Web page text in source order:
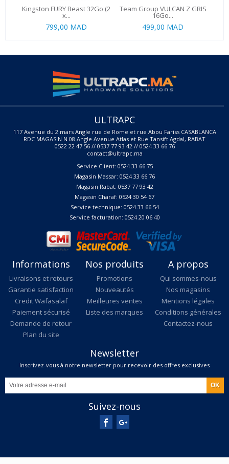
Kingston FURY Beast 32Go (2
x...
799,00 MAD
Team Group VULCAN Z GRIS
16Go...
499,00 MAD
ULTRAPC
117 Avenue du 2 mars Angle rue de Rome et rue Abou Fariss CASABLANCA
RDC MAGASIN N 08 Angle Avenue Atlas et Rue Tansift Agdal, RABAT
0522 22 47 56 // 0537 77 93 42 // 0524 33 66 76
contact@ultrapc.ma
Service Client: 0524 33 66 75
Magasin Massar: 0524 33 66 76
Magasin Rabat: 0537 77 93 42
Magasin Charaf: 0524 30 54 67
Service technique: 0524 33 66 54
Service facturation: 0524 20 06 40
Informations
Livraisons et retours
Garantie satisfaction
Credit Wafasalaf
Paiement sécurisé
Demande de retour
Plan du site
Nos produits
Promotions
Nouveautés
Meilleures ventes
Liste des marques
A propos
Qui sommes-nous
Nos magasins
Mentions légales
Conditions générales
Contactez-nous
Newsletter
Inscrivez-vous à notre newsletter pour recevoir des offres exclusives
Suivez-nous